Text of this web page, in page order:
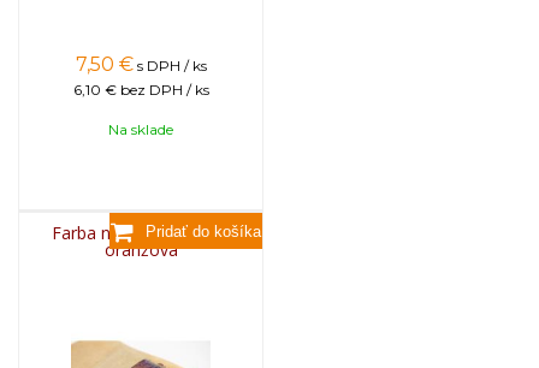
7,50 € s DPH / ks
6,10 € bez DPH / ks
Na sklade
Farba na sviečky, 25g -
oranžová